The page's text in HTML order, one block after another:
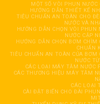
MỘT SỐ VÒI PHUN NƯỚC
HƯỚNG DẪN THIẾT KẾ
TIÊU CHUẨN AN TOÀN CHO
NƯỚC VÀ
HƯỚNG DẪN CHỌN VÒI PHUN
NƯỚC CẬP
HƯỚNG DẪN CHỌN BƠM
CHUẨN
TIÊU CHUẨN AN TOÀN CỦA
NƯỚC
CÁC LOẠI MÁY TĂM NƯỚC
CÁC THƯƠNG HIỆU MÁY TĂM
CÁC LOẠI
CÀI ĐẶT BIẾN CHO ĐÀI